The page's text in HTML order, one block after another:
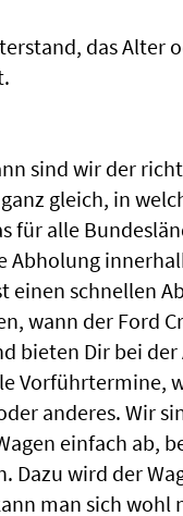
das Alter
sind wir der
gleich, in
für alle
Abholung
einen schnellen
wann der Ford
bieten Dir bei
Vorführtermine,
anderes. Wir
einfach ab,
Dazu wird der
man sich wohl